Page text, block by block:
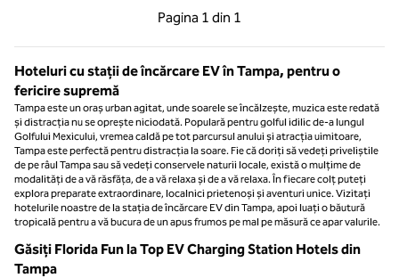
Pagina 1 din 1
Pagina anterioară, 1 din 1
Pagina 1 din 1
Hoteluri cu stații de încărcare EV în Tampa, pentru o
fericire supremă
Tampa este un oraș urban agitat, unde soarele se încălzește, muzica este redată
și distracția nu se oprește niciodată. Populară pentru golful idilic de-a lungul
Golfului Mexicului, vremea caldă pe tot parcursul anului și atracția uimitoare,
Tampa este perfectă pentru distracția la soare. Fie că doriți să vedeți priveliștile
de pe râul Tampa sau să vedeți conservele naturii locale, există o mulțime de
modalități de a vă răsfăța, de a vă relaxa și de a vă relaxa. În fiecare colț puteți
explora preparate extraordinare, localnici prietenoși și aventuri unice. Vizitați
hotelurile noastre de la stația de încărcare EV din Tampa, apoi luați o băutură
tropicală pentru a vă bucura de un apus frumos pe mal pe măsură ce apar valurile.
Găsiți Florida Fun la Top EV Charging Station Hotels din
Tampa